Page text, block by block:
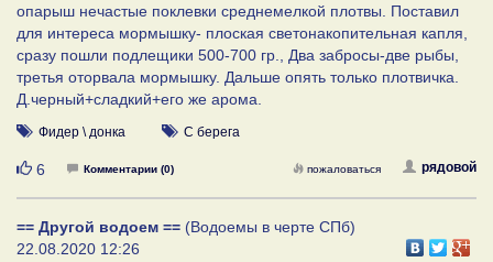
опарыш нечастые поклевки среднемелкой плотвы. Поставил
для интереса мормышку- плоская светонакопительная капля,
сразу пошли подлещики 500-700 гр., Два забросы-две рыбы,
третья оторвала мормышку. Дальше опять только плотвичка.
Д.черный+сладкий+его же арома.
Фидер \ донка С берега
Нравится
6 Комментарии (0) рядовой
пожаловаться
== Другой водоем == (Водоемы в черте СПб)
22.08.2020 12:26